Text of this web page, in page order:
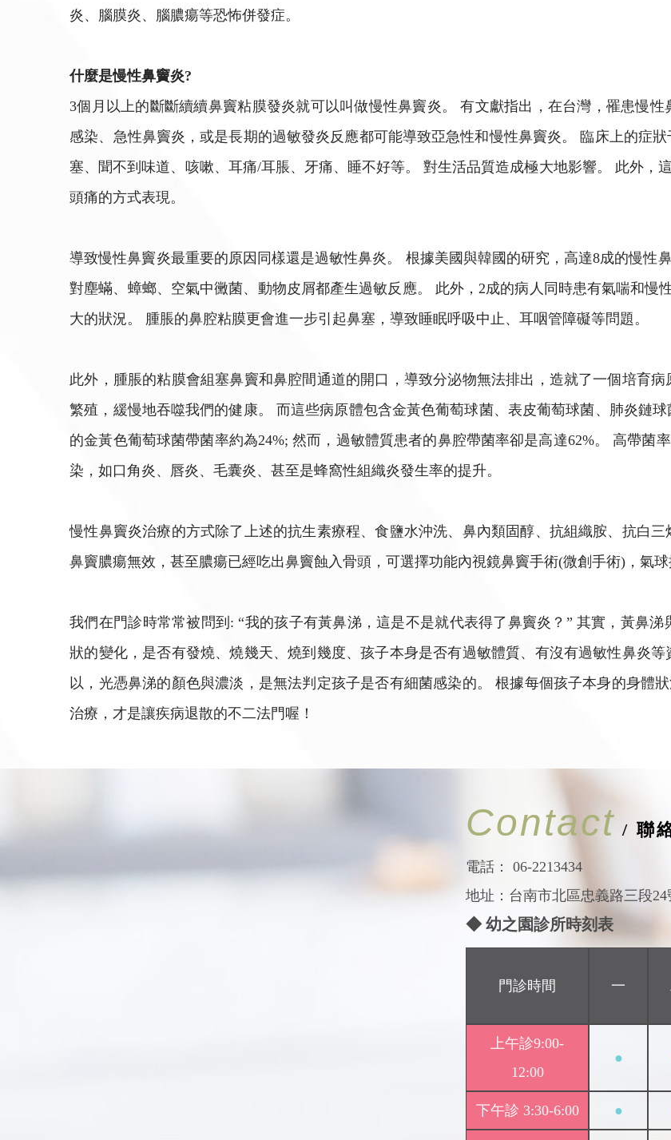
炎、腦膜炎、腦膿瘍等恐怖併發症。
什麼是慢性鼻竇炎?
3個月以上的斷斷續續鼻竇粘膜發炎就可以叫做慢性鼻竇炎。 有文獻指出，在台灣，罹患慢
感染、急性鼻竇炎，或是長期的過敏發炎反應都可能導致亞急性和慢性鼻竇炎。 臨床上的症
塞、聞不到味道、咳嗽、耳痛/耳脹、牙痛、睡不好等。 對生活品質造成極大地影響。 此外，
頭痛的方式表現。
導致慢性鼻竇炎最重要的原因同樣還是過敏性鼻炎。 根據美國與韓國的研究，高達8成的慢性
對塵蟎、蟑螂、空氣中黴菌、動物皮屑都產生過敏反應。 此外，2成的病人同時患有氣喘和慢
大的狀況。 腫脹的鼻腔粘膜更會進一步引起鼻塞，導致睡眠呼吸中止、耳咽管障礙等問題。
此外，腫脹的粘膜會組塞鼻竇和鼻腔間通道的開口，導致分泌物無法排出，造就了一個培育
繁殖，緩慢地吞噬我們的健康。 而這些病原體包含金黃色葡萄球菌、表皮葡萄球菌、肺炎鏈
的金黃色葡萄球菌帶菌率約為24%; 然而，過敏體質患者的鼻腔帶菌率卻是高達62%。 高帶菌
染，如口角炎、唇炎、毛囊炎、甚至是蜂窩性組織炎發生率的提升。
慢性鼻竇炎治療的方式除了上述的抗生素療程、食鹽水沖洗、鼻內類固醇、抗組織胺、抗白
鼻竇膿瘍無效，甚至膿瘍已經吃出鼻竇蝕入骨頭，可選擇功能內視鏡鼻竇手術(微創手
我們在門診時常常被問到: “我的孩子有黃鼻涕，這是不是就代表得了鼻竇炎？” 其實，黃鼻
狀的變化，是否有發燒、燒幾天、燒到幾度、孩子本身是否有過敏體質、有沒有過敏性鼻炎
以，光憑鼻涕的顏色與濃淡，是無法判定孩子是否有細菌感染的。 根據每個孩子本身的身體
治療，才是讓疾病退散的不二法門喔！
Contact / 聯
電話：
06-2213434
地址：台南市北區忠義路三段24
◆ 幼之園診所時刻表
門診時間 一
上午診9:00-
12:00
●
下午診 3:30-6:00 ●